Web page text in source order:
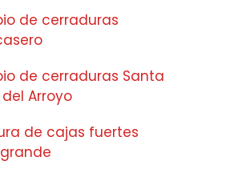
de cerraduras
de cerraduras Santa
Arroyo
de cajas fuertes